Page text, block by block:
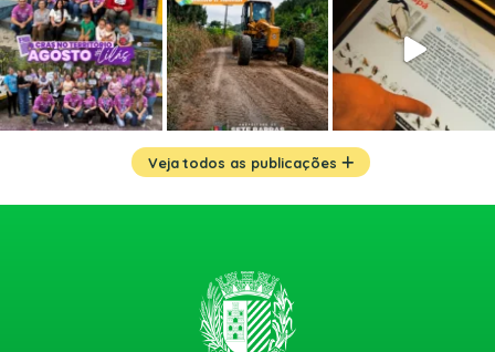
Veja todos as publicações